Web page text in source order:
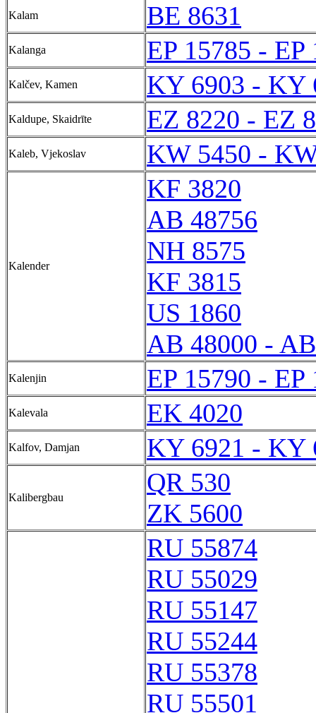
Kalam BE 8631
Kalanga EP 15785 - EP
Kalčev, Kamen KY 6903 - KY
Kaldupe, Skaidrīte EZ 8220 - EZ
Kaleb, Vjekoslav KW 5450 -
Kalender
KF 3820
AB 48756
NH 8575
KF 3815
US 1860
AB 48000 -
Kalenjin EP 15790 - EP
Kalevala EK 4020
Kalfov, Damjan KY 6921 - KY
Kalibergbau
QR 530
ZK 5600
RU 55874
RU 55029
RU 55147
RU 55244
RU 55378
RU 55501